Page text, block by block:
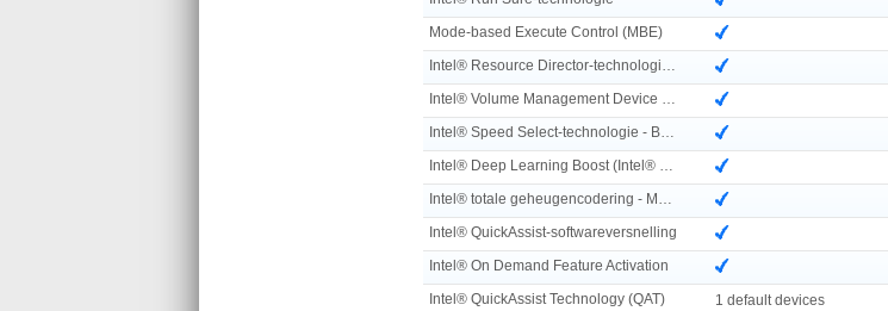
Mode-based Execute Control (MBE)
Intel® QuickAssist-softwareversnelling
Intel® On Demand Feature Activation
Intel® QuickAssist Technology (QAT)
1 default devices